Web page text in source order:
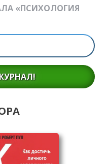
«ПСИХОЛОГИЯ